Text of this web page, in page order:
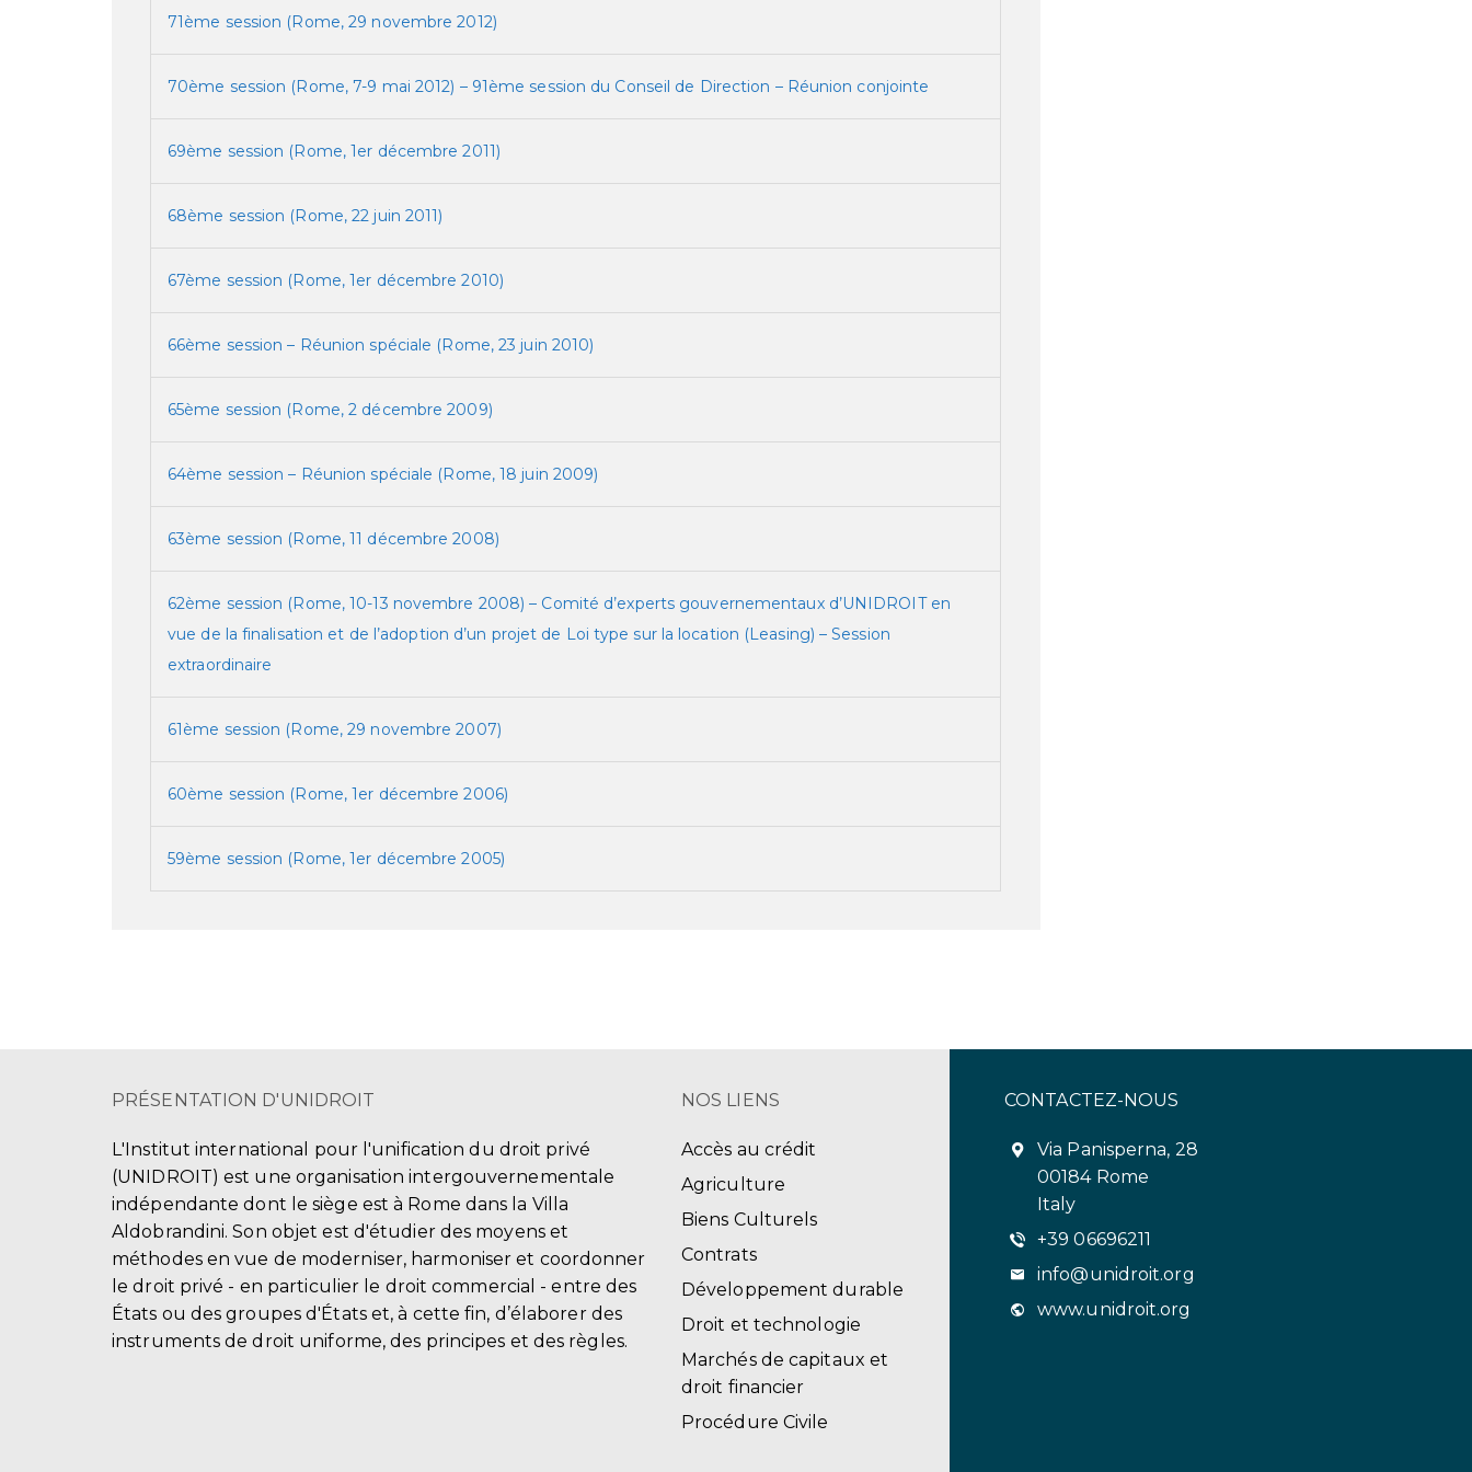
71ème session (Rome, 29 novembre 2012)
70ème session (Rome, 7-9 mai 2012) – 91ème session du Conseil de Direction – Réunion conjointe
69ème session (Rome, 1er décembre 2011)
68ème session (Rome, 22 juin 2011)
67ème session (Rome, 1er décembre 2010)
66ème session – Réunion spéciale (Rome, 23 juin 2010)
65ème session (Rome, 2 décembre 2009)
64ème session – Réunion spéciale (Rome, 18 juin 2009)
63ème session (Rome, 11 décembre 2008)
62ème session (Rome, 10-13 novembre 2008) – Comité d’experts gouvernementaux d’UNIDROIT en
vue de la finalisation et de l’adoption d’un projet de Loi type sur la location (Leasing) – Session
extraordinaire
61ème session (Rome, 29 novembre 2007)
60ème session (Rome, 1er décembre 2006)
59ème session (Rome, 1er décembre 2005)
PRÉSENTATION D'UNIDROIT
L'Institut international pour l'unification du droit privé
(UNIDROIT) est une organisation intergouvernementale
indépendante dont le siège est à Rome dans la Villa
Aldobrandini. Son objet est d'étudier des moyens et
méthodes en vue de moderniser, harmoniser et coordonner
le droit privé - en particulier le droit commercial - entre des
États ou des groupes d'États et, à cette fin, d’élaborer des
instruments de droit uniforme, des principes et des règles.
NOS LIENS
Accès au crédit
Agriculture
Biens Culturels
Contrats
Développement durable
Droit et technologie
Marchés de capitaux et
droit financier
Procédure Civile
CONTACTEZ-NOUS
Via Panisperna, 28
00184 Rome
Italy
+39 06696211
info@unidroit.org
www.unidroit.org